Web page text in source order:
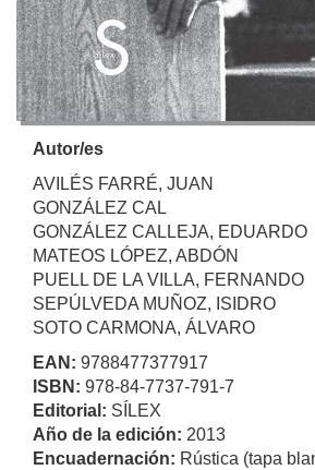
Autor/es
AVILÉS FARRÉ, JUAN
GONZÁLEZ CAL
GONZÁLEZ CALLEJA, EDUARDO
MATEOS LÓPEZ, ABDÓN
PUELL DE LA VILLA, FERNANDO
SEPÚLVEDA MUÑOZ, ISIDRO
SOTO CARMONA, ÁLVARO
EAN: 9788477377917
ISBN: 978-84-7737-791-7
Editorial: SÍLEX
Año de la edición: 2013
Encuadernación: Rústica (tapa